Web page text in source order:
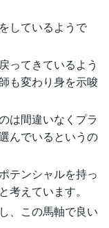
しているようで
ってきているよう
も変わり身を示唆
は間違いなくプラ
んでいるというの
テンシャルを持っ
考えています。
、この馬軸で良い